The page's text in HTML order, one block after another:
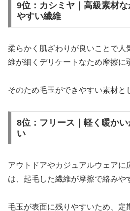
9位：カシミヤ｜高級素材
やすい繊維
柔らかく肌ざわりが良いことで人
維が細くデリケートなため摩擦に
そのため毛玉ができやすい素材と
8位：フリース｜軽く暖か
い
アウトドアやカジュアルウェアに
は、起毛した繊維が摩擦で絡みや
毛玉が表面に残りやすいため、定